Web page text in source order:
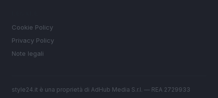
Cookie Policy
Privacy Policy
Note legali
style24.it è una proprietà di AdHub Media S.r.l. — REA 2729933